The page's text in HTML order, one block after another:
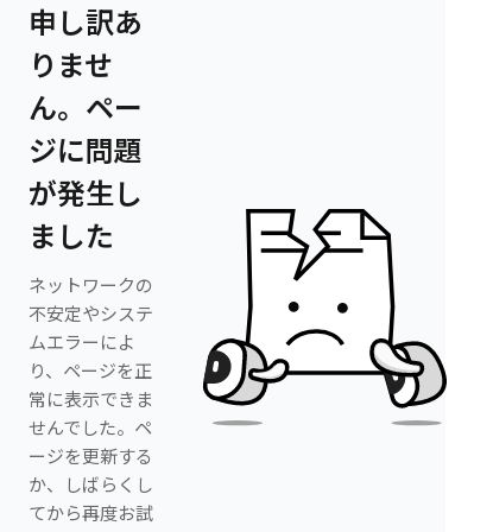
申し訳あ
りませ
ん。ペー
ジに問題
が発生し
ました
ネットワークの
不安定やシステ
ムエラーによ
り、ページを正
常に表示できま
せんでした。ペ
ージを更新する
か、しばらくし
てから再度お試